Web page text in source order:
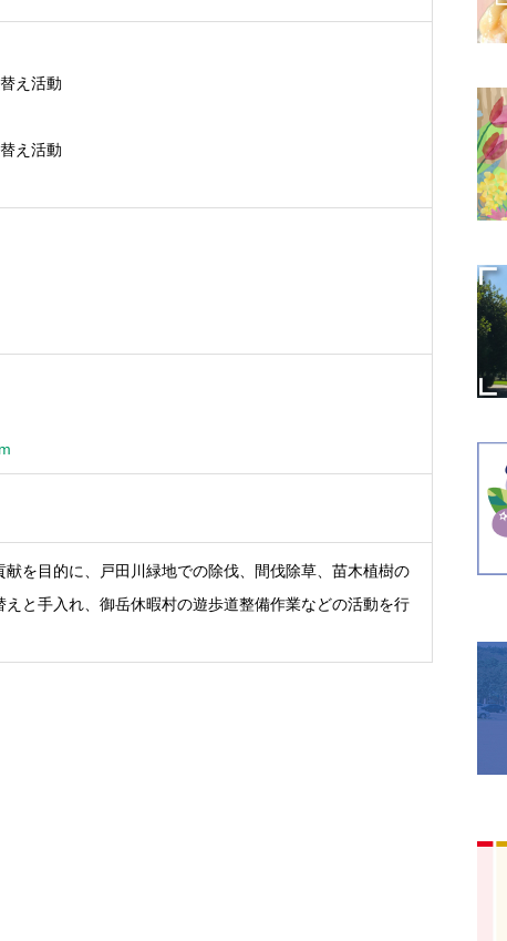
え活動
え活動
を目的に、戸田川緑地での除伐、間伐除草、苗木植樹の
と手入れ、御岳休暇村の遊歩道整備作業などの活動を行